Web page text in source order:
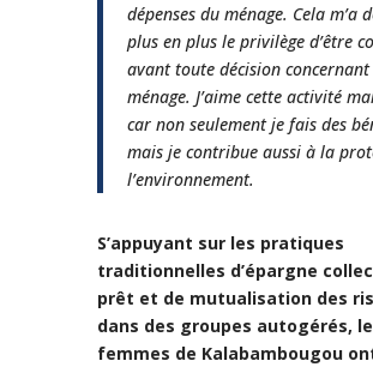
dépenses du ménage. Cela m’a
plus en plus le privilège d’être
avant toute décision concernant
ménage. J’aime cette activité
car non seulement je fais des
mais je contribue aussi à la
l’environnement.
S’appuyant sur les pratiques
traditionnelles d’épargne
prêt et de mutualisation des
dans des groupes autogérés,
femmes de Kalabambougou